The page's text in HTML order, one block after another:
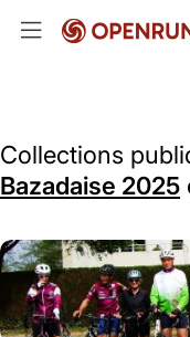
Collections
Bazadaise 2025